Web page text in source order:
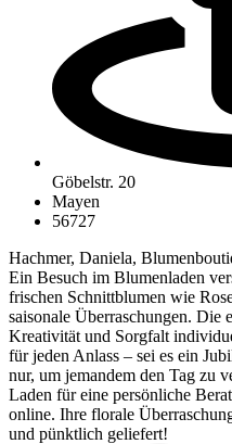
Göbelstr. 20
Mayen
56727
Hachmer, Daniela,
Ein Besuch im Blumenladen
frischen Schnittblumen wie
saisonale Überraschungen. Die
Kreativität und Sorgfalt
für jeden Anlass – sei es ein
nur, um jemandem den Tag zu
Laden für eine persönliche
online. Ihre florale
und pünktlich geliefert!